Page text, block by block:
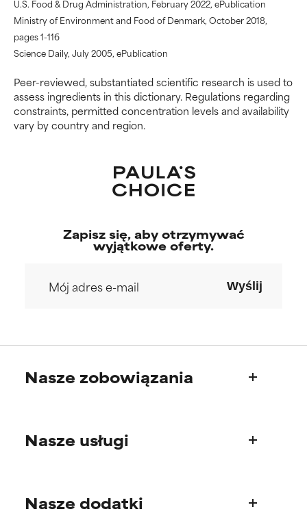
U.S. Food & Drug Administration, February 2022, ePublication
Ministry of Environment and Food of Denmark, October 2018,
pages 1-116
Science Daily, July 2005, ePublication
Peer-reviewed, substantiated scientific research is used to
assess ingredients in this dictionary. Regulations regarding
constraints, permitted concentration levels and availability
vary by country and region.
składnika, ponieważ nie
mieliśmy okazji przeanalizować
składnika, ponieważ nie
mieliśmy okazji przeanalizować
Zapisz się, aby otrzymywać
wyjątkowe oferty.
Wyślij
Nasze zobowiązania
Nasza historia
Nasze usługi
Najczęściej zadawane pytania
Nasze dodatki